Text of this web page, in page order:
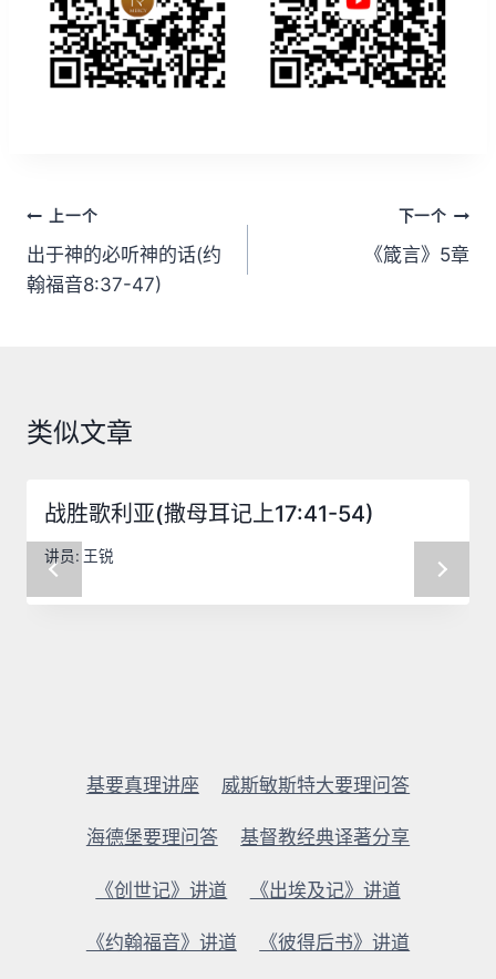
文
章
导
上一个
出于神的必听神的话(约
翰福音8:37-47)
下一个
《箴言》5章
类似文章
战胜歌利亚(撒母耳记上17:41-54)
讲员: 王锐
基要真理讲座 威斯敏斯特大要理问答
海德堡要理问答 基督教经典译著分享
《创世记》讲道 《出埃及记》讲道
《约翰福音》讲道 《彼得后书》讲道